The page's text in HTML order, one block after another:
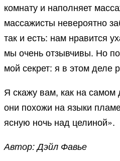
комнату и наполняет
массажисты невероятно
так и есть: нам нравится
мы очень отзывчивы. Но
мой секрет: я в этом деле
Я скажу вам, как на
они похожи на языки
ясную ночь над целиной».
Автор: Дэйл Фавье